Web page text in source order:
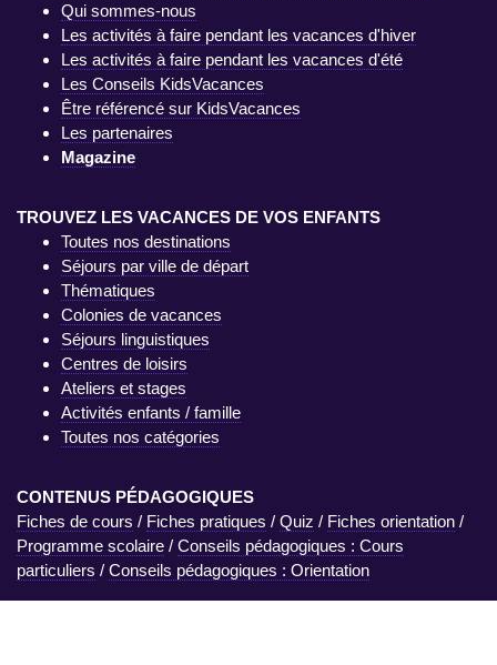
Qui sommes-nous
Les activités à faire pendant les vacances d'hiver
Les activités à faire pendant les vacances d'été
Les Conseils KidsVacances
Être référencé sur KidsVacances
Les partenaires
Magazine
TROUVEZ LES VACANCES DE VOS ENFANTS
Toutes nos destinations
Séjours par ville de départ
Thématiques
Colonies de vacances
Séjours linguistiques
Centres de loisirs
Ateliers et stages
Activités enfants / famille
Toutes nos catégories
CONTENUS PÉDAGOGIQUES
Fiches de cours / Fiches pratiques / Quiz / Fiches orientation /
Programme scolaire / Conseils pédagogiques : Cours
particuliers / Conseils pédagogiques : Orientation